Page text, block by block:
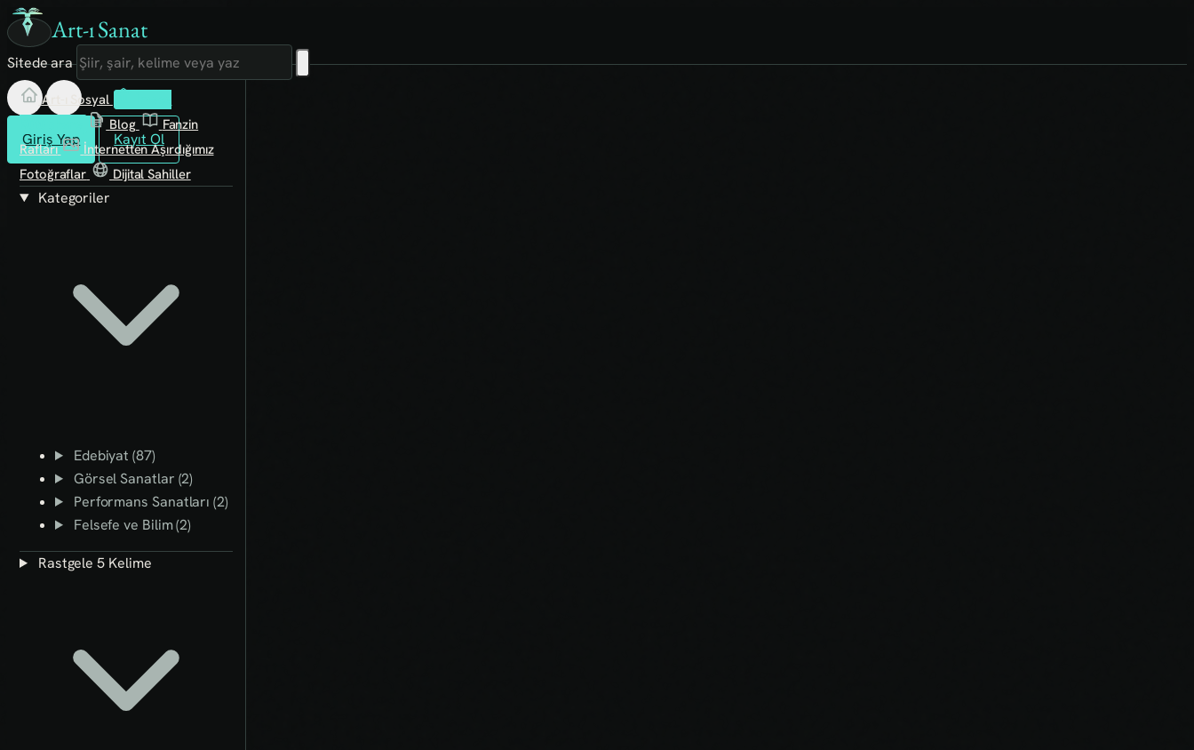
Art-ı Sanat
Sitede ara
Giriş Yap Kayıt Ol
Art-ı Sosyal
Blog
Fanzin
Rafları
İnternetten Aşırdığımız
Fotoğraflar
Dijital Sahiller
Kategoriler
Edebiyat (87)
Görsel Sanatlar (2)
Performans Sanatları (2)
Felsefe ve Bilim (2)
Rastgele 5 Kelime